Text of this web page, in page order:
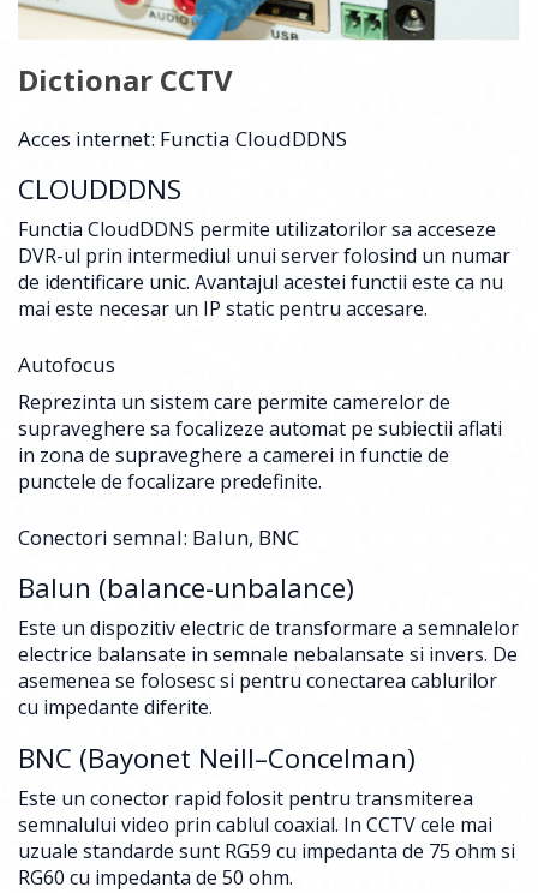
Dictionar CCTV
Acces internet: Functia CloudDDNS
CLOUDDDNS
Functia CloudDDNS permite utilizatorilor sa acceseze
DVR-ul prin intermediul unui server folosind un numar
de identificare unic. Avantajul acestei functii este ca nu
mai este necesar un IP static pentru accesare.
Autofocus
Reprezinta un sistem care permite camerelor de
supraveghere sa focalizeze automat pe subiectii aflati
in zona de supraveghere a camerei in functie de
punctele de focalizare predefinite.
Conectori semnal: Balun, BNC
Balun (balance-unbalance)
Este un dispozitiv electric de transformare a semnalelor
electrice balansate in semnale nebalansate si invers. De
asemenea se folosesc si pentru conectarea cablurilor
cu impedante diferite.
BNC (Bayonet Neill–Concelman)
Este un conector rapid folosit pentru transmiterea
semnalului video prin cablul coaxial. In CCTV cele mai
uzuale standarde sunt RG59 cu impedanta de 75 ohm si
RG60 cu impedanta de 50 ohm.